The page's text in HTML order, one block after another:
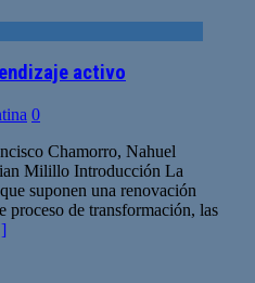
activo
0
Chamorro, Nahuel
Milillo Introducción La
suponen una renovación
proceso de transformación, las